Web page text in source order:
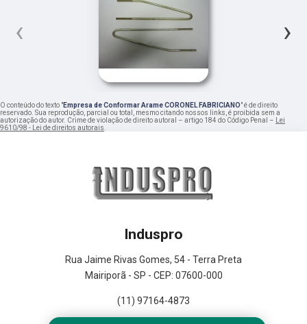
‹ ›
O conteúdo do texto "Empresa de Conformar Arame CORONEL FABRICIANO" é de direito
reservado. Sua reprodução, parcial ou total, mesmo citando nossos links, é proibida sem a
autorização do autor. Crime de violação de direito autoral – artigo 184 do Código Penal – Lei
9610/98 - Lei de direitos autorais.
Induspro
Rua Jaime Rivas Gomes, 54 - Terra Preta
Mairiporã - SP - CEP: 07600-000
(11) 97164-4873